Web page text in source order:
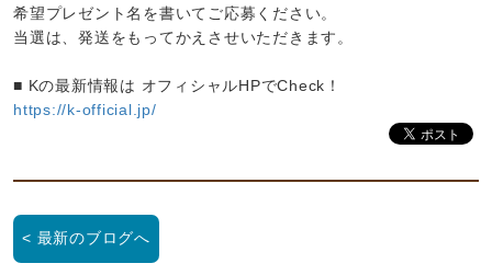
希望プレゼント名を書いてご応募ください。
当選は、発送をもってかえさせいただきます。
■ Kの最新情報は オフィシャルHPでCheck！
https://k-official.jp/
< 最新のブログへ